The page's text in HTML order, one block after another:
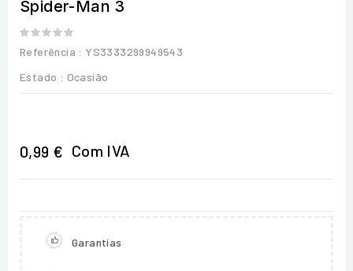
Spider-Man 3
Referência : YS3333299949543
Estado : Ocasião
0,99 € Com IVA
Garantias